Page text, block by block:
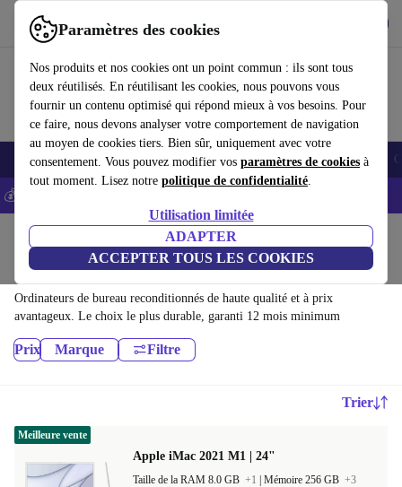
Paramètres des cookies
Nos produits et nos cookies ont un point commun : ils sont tous
deux réutilisés. En réutilisant les cookies, nous pouvons vous
fournir un contenu optimisé qui répond mieux à vos besoins. Pour
ce faire, nous devons analyser votre comportement de navigation
au moyen de cookies tiers. Bien sûr, uniquement avec votre
consentement. Vous pouvez modifier vos paramètres de cookies à
tout moment. Lisez notre politique de confidentialité.
Utilisation limitée
ADAPTER
ACCEPTER TOUS LES COOKIES
Utilisez refurbed rapidement et facilement
Smartphones Laptops Tablettes Montres connectées Accessoires
💰-5% EXTRA sur les iPhones – Code: IPHONEDEAL -
Ordinateurs de bureau:
Ordinateurs de bureau reconditionnés de haute qualité et à prix
avantageux. Le choix le plus durable, garanti 12 mois minimum
Prix Marque Filtre
Trier
Apple iMac 2021 M1 | 24"
Taille de la RAM 8.0 GB +1 Mémoire 256 GB +3
Meilleure vente